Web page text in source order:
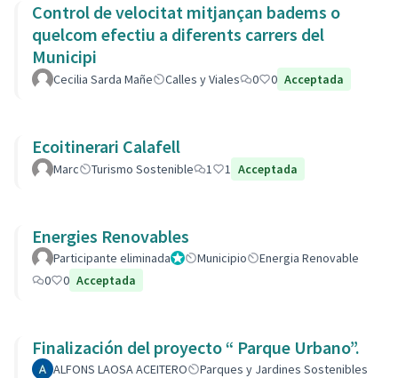
Control de velocitat mitjançan badems o
quelcom efectiu a diferents carrers del
Municipi
Cecilia Sarda Mañe Calles y Viales 0 0 Acceptada
Ecoitinerari Calafell
Marc Turismo Sostenible 1 1 Acceptada
Energies Renovables
Participante eliminadaAdministrador
Municipio
Energia Renovable
0
0 Acceptada
Finalización del proyecto “ Parque Urbano”.
ALFONS LAOSA ACEITERO
Parques y Jardines Sostenibles